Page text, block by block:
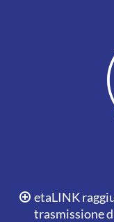
etaLINK
trasmissione